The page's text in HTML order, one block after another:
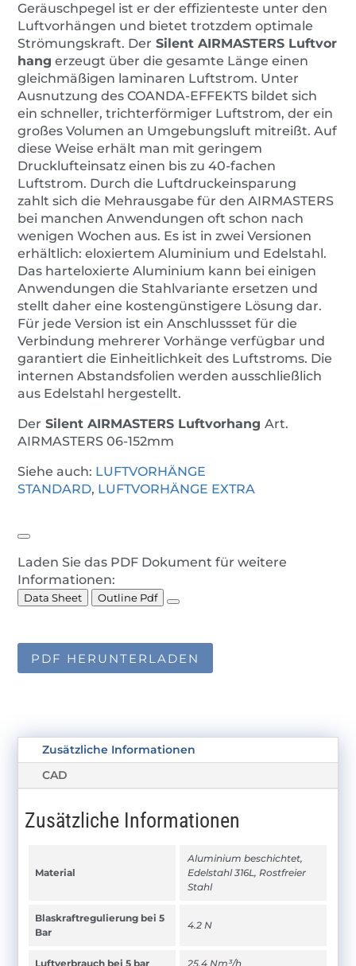
Geräuschpegel ist er der effizienteste unter den
Luftvorhängen und bietet trotzdem optimale
Strömungskraft. Der SilentAIRMASTERS Luftvor
hang erzeugt über die gesamte Länge einen
gleichmäßigen laminaren Luftstrom. Unter
Ausnutzung des COANDA-EFFEKTS bildet sich
ein schneller, trichterförmiger Luftstrom, der ein
großes Volumen an Umgebungsluft mitreißt. Auf
diese Weise erhält man mit geringem
Drucklufteinsatz einen bis zu 40-fachen
Luftstrom. Durch die Luftdruckeinsparung
zahlt sich die Mehrausgabe für den AIRMASTERS
bei manchen Anwendungen oft schon nach
wenigen Wochen aus. Es ist in zwei Versionen
erhältlich: eloxiertem Aluminium und Edelstahl.
Das harteloxierte Aluminium kann bei einigen
Anwendungen die Stahlvariante ersetzen und
stellt daher eine kostengünstigere Lösung dar.
Für jede Version ist ein Anschlussset für die
Verbindung mehrerer Vorhänge verfügbar und
garantiert die Einheitlichkeit des Luftstroms. Die
internen Abstandsfolien werden ausschließlich
aus Edelstahl hergestellt.
Der SilentAIRMASTERS LuftvorhangArt.
AIRMASTERS 06-152mm
Siehe auch: LUFTVORHÄNGE
STANDARD, LUFTVORHÄNGE EXTRA
Laden Sie das PDF Dokument für weitere
Informationen:
Data Sheet Outline Pdf
PDF HERUNTERLADEN
Zusätzliche Informationen
CAD
Zusätzliche Informationen
Material
Aluminium beschichtet,
Edelstahl 316L, Rostfreier
Stahl
Blaskraftregulierung bei 5
Bar
4.2 N
Luftverbrauch bei 5 bar 25.4 Nm³/h